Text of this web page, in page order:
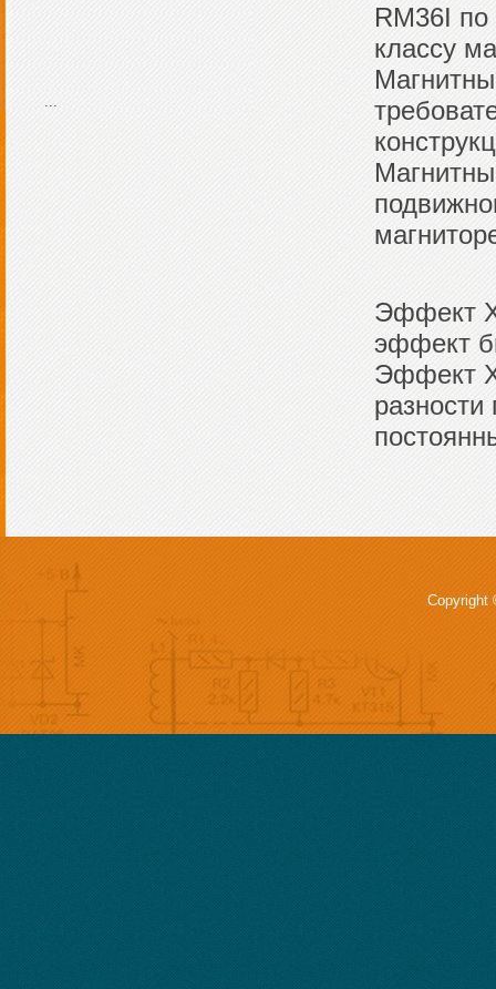
...
RM36I по
классу
Эффект
эффект
Эффект
Copyright